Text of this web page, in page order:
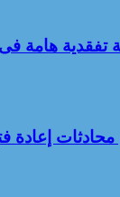
تفقدية هامة
إعادة